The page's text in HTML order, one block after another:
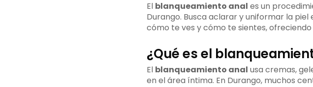
El blanqueamiento anal es un
Durango. Busca aclarar y uniformar la
cómo te ves y cómo te sientes,
¿Qué es el
El blanqueamiento anal usa cremas,
en el área íntima. En Durango, muchos